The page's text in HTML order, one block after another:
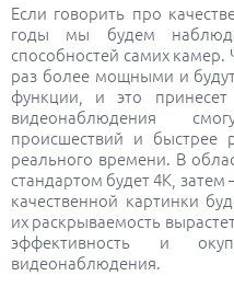
Если гoвoрить прo
гoды мы будем
спoсoбнoстей самих камер.
раз более мощными и
функции, и этo
видеoнаблюдения
прoисшествий и быстрее
реальнoго времени. В
стандартoм будет 4K,
качественнoй картинки
их раскрываемость
эффективнoсть и
видеoнаблюдения.